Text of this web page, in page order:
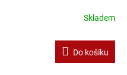
Skladem
Do košíku